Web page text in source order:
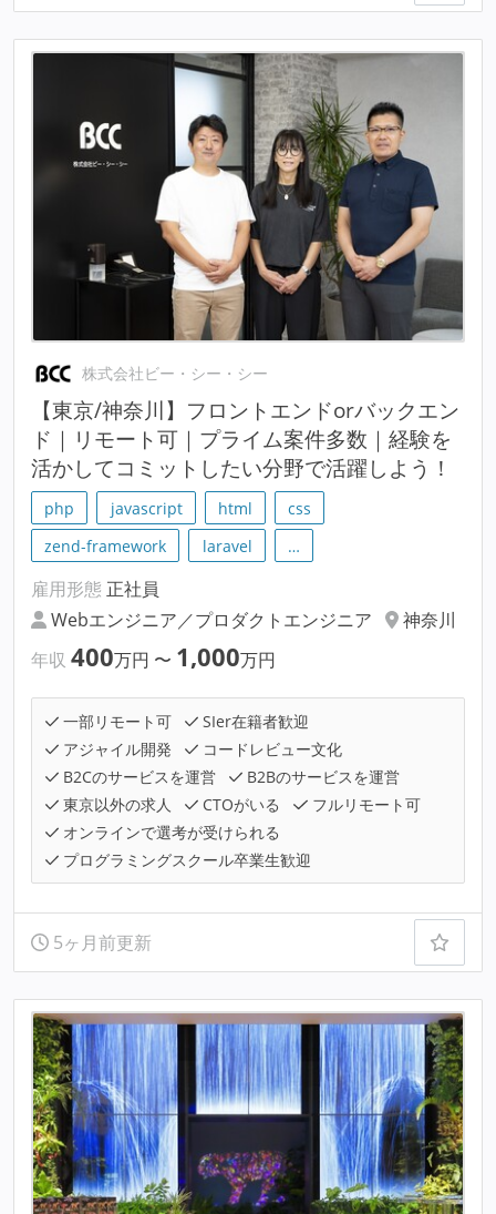
株式会社ビー・シー・シー
【東京/神奈川】フロントエンドorバックエン
ド｜リモート可｜プライム案件多数｜経験を
活かしてコミットしたい分野で活躍しよう！
php javascript html
css
zend-framework
laravel …
雇用形態 正社員
Webエンジニア／プロダクトエンジニア
神奈川
年収 400万円 〜 1,000万円
一部リモート可
SIer在籍者歓迎
アジャイル開発
コードレビュー文化
B2Cのサービスを運営
B2Bのサービスを運営
東京以外の求人
CTOがいる
フルリモート可
オンラインで選考が受けられる
プログラミングスクール卒業生歓迎
5ヶ月前更新